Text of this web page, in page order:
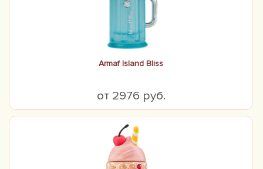
Armaf Island Bliss
от 2976 руб.